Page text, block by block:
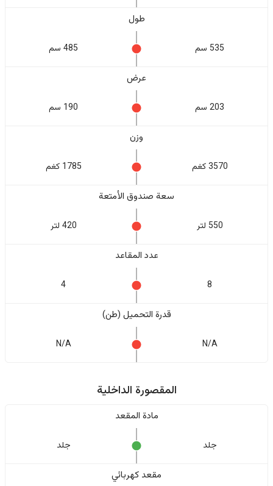
طول
535 سم 485 سم
عرض
203 سم 190 سم
وزن
3570 كغم 1785 كغم
سعة صندوق الأمتعة
550 لتر 420 لتر
عدد المقاعد
8
4
قدرة التحميل (طن)
N/A
N/A
المقصورة الداخلية
مادة المقعد
جلد جلد
مقعد كهربائي